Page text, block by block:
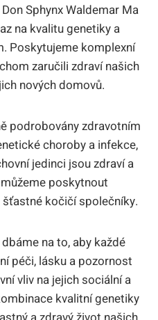
Sphynx Waldemar Ma
na⁢ kvalitu genetiky a
Poskytujeme komplexní
zaručili zdraví našich
nových domovů.
podrobovány zdravotním⁣
choroby a infekce,‌
jedinci jsou zdraví‍ a
poskytnout
kočičí společníky.
na⁢ to, aby každé
péči,⁤ lásku a pozornost
vliv na jejich sociální ⁢a
kvalitní genetiky⁢